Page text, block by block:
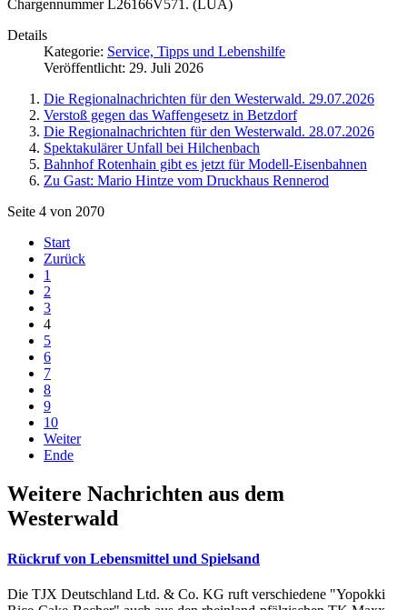
Chargennummer L26166V571. (LUA)
Details
Kategorie: Service, Tipps und Lebenshilfe
Veröffentlicht: 29. Juli 2026
Die Regionalnachrichten für den Westerwald. 29.07.2026
Verstoß gegen das Waffengesetz in Betzdorf
Die Regionalnachrichten für den Westerwald. 28.07.2026
Spektakulärer Unfall bei Hilchenbach
Bahnhof Rotenhain gibt es jetzt für Modell-Eisenbahnen
Zu Gast: Mario Hintze vom Druckhaus Rennerod
Seite 4 von 2070
Start
Zurück
1
2
3
4
5
6
7
8
9
10
Weiter
Ende
Weitere Nachrichten aus dem
Westerwald
Rückruf von Lebensmittel und Spielsand
Die TJX Deutschland Ltd. & Co. KG ruft verschiedene "Yopokki